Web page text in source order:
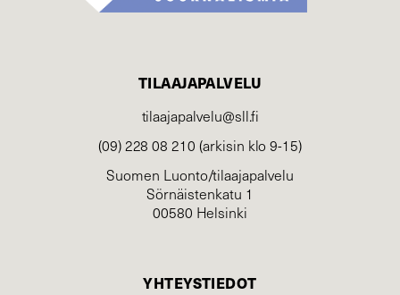
TILAAJAPALVELU
tilaajapalvelu@sll.fi
(09) 228 08 210 (arkisin klo 9-15)
Suomen Luonto/tilaajapalvelu
Sörnäistenkatu 1
00580 Helsinki
YHTEYSTIEDOT